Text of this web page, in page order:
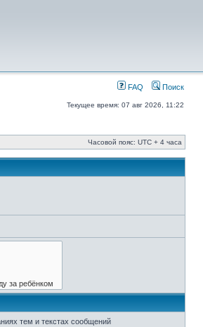
FAQ Поиск
Текущее время: 07 авг 2026, 11:22
Часовой пояс: UTC + 4 часа
тем и текстах сообщений